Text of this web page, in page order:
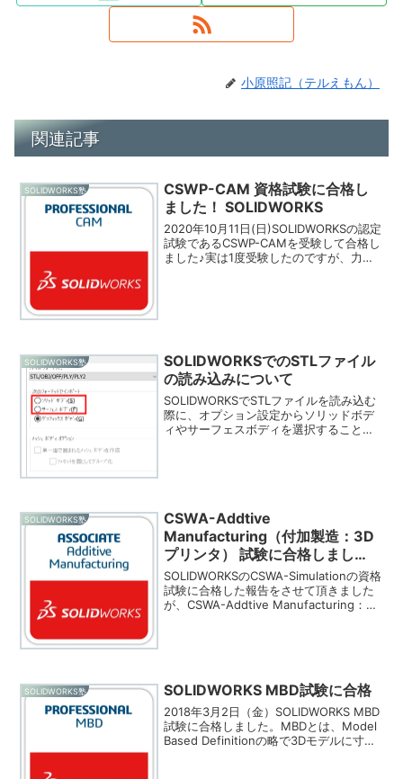
小原照記（テルえもん）
関連記事
SOLIDWORKS塾
CSWP-CAM 資格試験に合格し
ました！ SOLIDWORKS
2020年10月11日(日)SOLIDWORKSの認定
試験であるCSWP-CAMを受験して合格し
ました♪実は1度受験したのですが、力及
SOLIDWORKS塾
SOLIDWORKSでのSTLファイル
の読み込みについて
SOLIDWORKSでSTLファイルを読み込む
際に、オプション設定からソリッドボデ
ィやサーフェスボディを選択すること
SOLIDWORKS塾
CSWA-Addtive
Manufacturing（付加製造：3D
プリンタ） 試験に合格しまし
た！ SOLIDWORKS
SOLIDWORKSのCSWA-Simulationの資格
試験に合格した報告をさせて頂きました
が、CSWA-Addtive Manufacturing：付
SOLIDWORKS塾 SOLIDWORKS MBD試験に合格
2018年3月2日（金）SOLIDWORKS MBD
試験に合格しました。MBDとは、Model
Based Definitionの略で3Dモデルに寸法